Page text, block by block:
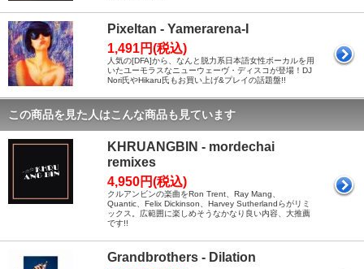
Pixeltan - Yamerarena-I
1,491円(税込)
人気の[DFA]から、なんと脱力系日本語女性ボーカルを用
いたユーモラスなニューウェーヴ・ディスコが登場！DJ
Nori氏やHikaru氏もお買い上げ&プレイの話題盤!!
この商品を見た人はこんな商品も見ています
KHRUANGBIN - mordechai
remixes
4,950円(税込)
クルアンビンの楽曲をRon Trent、Ray Mang、
Quantic、Felix Dickinson、Harvey Sutherlandらがリミ
ックス。広範囲に楽しめそうなかなり良い内容、大推薦
です!!
Grandbrothers - Dilation